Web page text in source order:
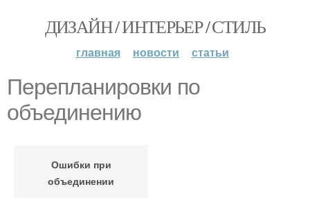
ДИЗАЙН / ИНТЕРЬЕР / СТИЛЬ
главная новости статьи
Перепланировки по
объединению
Ошибки при
объединении